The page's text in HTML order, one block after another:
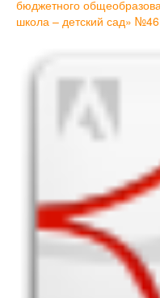
бюджетного
школа – детский сад»